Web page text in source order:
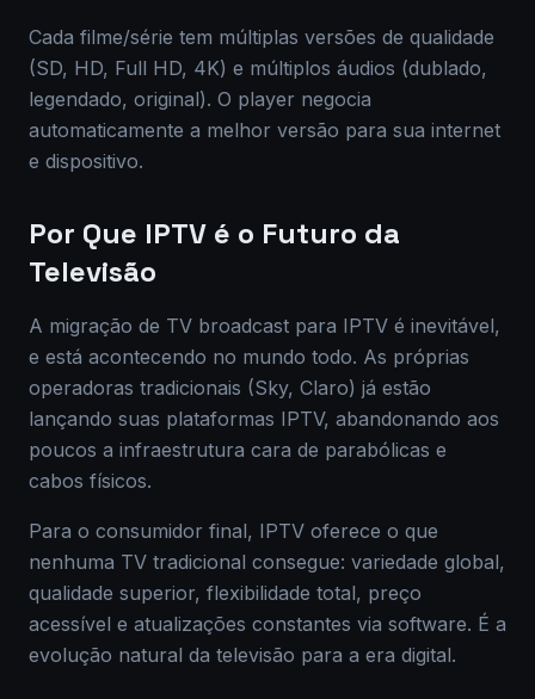
Cada filme/série tem múltiplas versões de qualidade
(SD, HD, Full HD, 4K) e múltiplos áudios (dublado,
legendado, original). O player negocia
automaticamente a melhor versão para sua internet
e dispositivo.
Por Que IPTV é o Futuro da
Televisão
A migração de TV broadcast para IPTV é inevitável,
e está acontecendo no mundo todo. As próprias
operadoras tradicionais (Sky, Claro) já estão
lançando suas plataformas IPTV, abandonando aos
poucos a infraestrutura cara de parabólicas e
cabos físicos.
Para o consumidor final, IPTV oferece o que
nenhuma TV tradicional consegue: variedade global,
qualidade superior, flexibilidade total, preço
acessível e atualizações constantes via software. É a
evolução natural da televisão para a era digital.